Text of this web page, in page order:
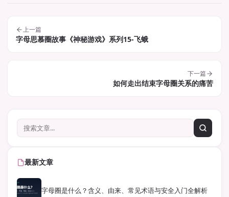
上一篇
字母思慕圈故事《神秘游戏》系列15-飞蛾
下一篇
如何走出结束字母圈关系的痛苦
最新文章
字母圈是什么？含义、由来、常见术语与安全入门全解析